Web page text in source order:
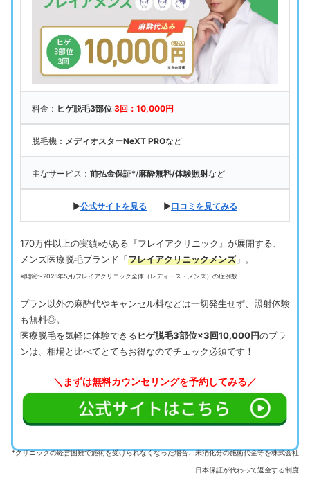
料金： ヒゲ脱毛3部位 3回：10,000円
脱毛機： メディオスターNeXT PROなど
主なサービス： 前払金保証*/麻酔無料/体験照射など
▶公式サイトを見る ▶口コミを見てみる
170万件以上の実績※がある『フレイアクリニック』が展開する、
メンズ医療脱毛ブランド「フレイアクリニックメンズ」。
※開院〜2025年5月/フレイアクリニック全体（レディース・メンズ）の症例数
プラン以外の麻酔代やキャンセル料などは一切発生せず、照射体験
も無料◎。
医療脱毛を気軽に体験できるヒゲ脱毛3部位×3回10,000円のプラ
ンは、相場と比べてとてもお得なのでチェック必須です！
＼まずは無料カウンセリングを予約してみる／
*クリニックの経営困難で施術を受けられなくなった場合、未消化分の施術代金等を株式会社
日本保証が代わって返金する制度